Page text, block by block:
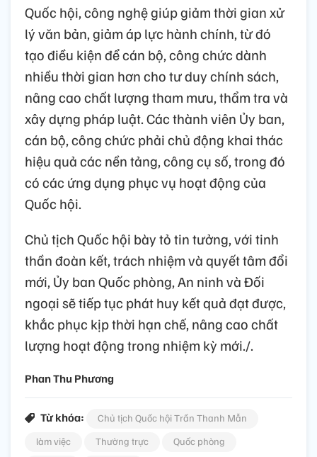
Quốc hội, công nghệ giúp giảm thời gian xử
lý văn bản, giảm áp lực hành chính, từ đó
tạo điều kiện để cán bộ, công chức dành
nhiều thời gian hơn cho tư duy chính sách,
nâng cao chất lượng tham mưu, thẩm tra và
xây dựng pháp luật. Các thành viên Ủy ban,
cán bộ, công chức phải chủ động khai thác
hiệu quả các nền tảng, công cụ số, trong đó
có các ứng dụng phục vụ hoạt động của
Quốc hội.
Chủ tịch Quốc hội bày tỏ tin tưởng, với tinh
thần đoàn kết, trách nhiệm và quyết tâm đổi
mới, Ủy ban Quốc phòng, An ninh và Đối
ngoại sẽ tiếp tục phát huy kết quả đạt được,
khắc phục kịp thời hạn chế, nâng cao chất
lượng hoạt động trong nhiệm kỳ mới./.
Phan Thu Phương
Từ khóa:
Chủ tịch Quốc hội Trần Thanh Mẫn
làm việc
Thường trực
Quốc phòng